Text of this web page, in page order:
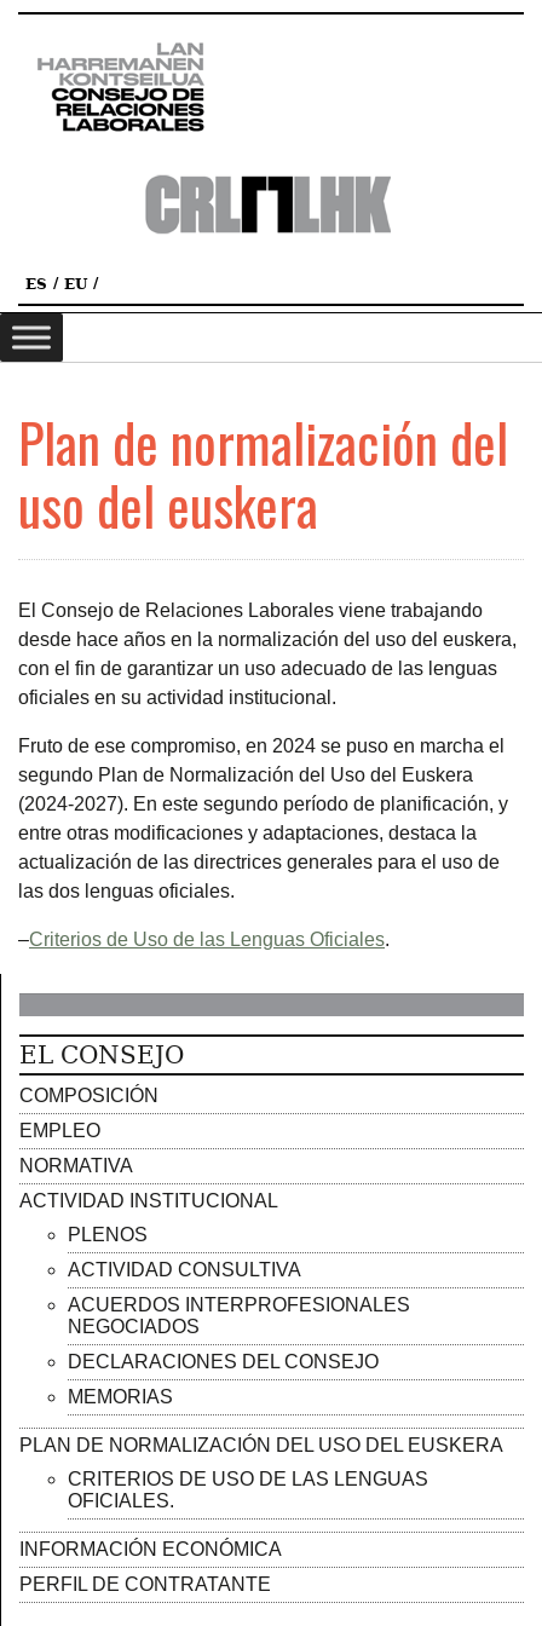
ES EU
Plan de normalización del
uso del euskera
El Consejo de Relaciones Laborales viene trabajando
desde hace años en la normalización del uso del euskera,
con el fin de garantizar un uso adecuado de las lenguas
oficiales en su actividad institucional.
Fruto de ese compromiso, en 2024 se puso en marcha el
segundo Plan de Normalización del Uso del Euskera
(2024-2027). En este segundo período de planificación, y
entre otras modificaciones y adaptaciones, destaca la
actualización de las directrices generales para el uso de
las dos lenguas oficiales.
–Criterios de Uso de las Lenguas Oficiales.
EL CONSEJO
COMPOSICIÓN
EMPLEO
NORMATIVA
ACTIVIDAD INSTITUCIONAL
PLENOS
ACTIVIDAD CONSULTIVA
ACUERDOS INTERPROFESIONALES
NEGOCIADOS
DECLARACIONES DEL CONSEJO
MEMORIAS
PLAN DE NORMALIZACIÓN DEL USO DEL EUSKERA
CRITERIOS DE USO DE LAS LENGUAS
OFICIALES.
INFORMACIÓN ECONÓMICA
PERFIL DE CONTRATANTE